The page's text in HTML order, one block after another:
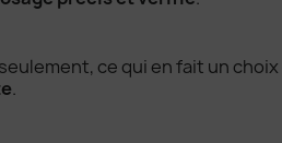
ce qui en fait un choix
.